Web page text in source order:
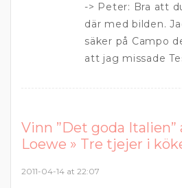
-> Peter: Bra att
där med bilden.
säker på Campo
att jag missade
Vinn ”Det goda Italien”
Loewe » Tre tjejer i
2011-04-14 at 22:07